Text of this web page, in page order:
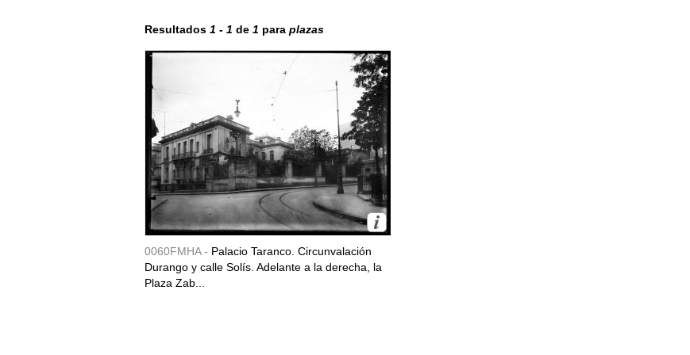
Resultados 1 - 1 de 1 para plazas
0060FMHA - Palacio Taranco. Circunvalación
Durango y calle Solís. Adelante a la derecha, la
Plaza Zab...